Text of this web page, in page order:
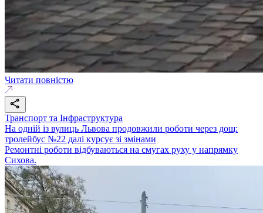
Читати повністю
Транспорт та Інфраструктура
На одній із вулиць Львова продовжили роботи через дощ:
тролейбус №22 далі курсує зі змінами
Ремонтні роботи відбуваються на смугах руху у напрямку
Сихова.